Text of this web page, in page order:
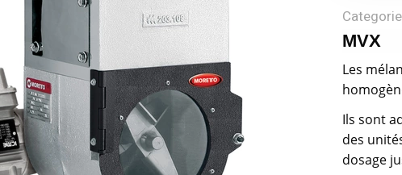
MVX
Les
Ils sont
des
dosage